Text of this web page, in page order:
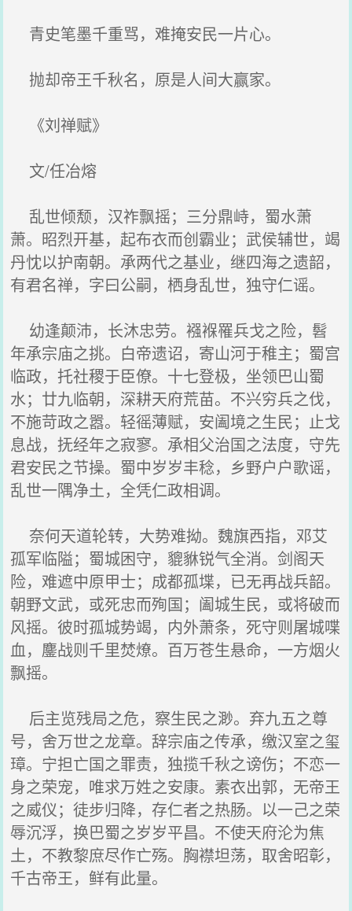
青史笔墨千重骂，难掩安民一片心。
抛却帝王千秋名，原是人间大赢家。
《刘禅赋》
文/任冶熔
乱世倾颓，汉祚飘摇；三分鼎峙，蜀水萧
萧。昭烈开基，起布衣而创霸业；武侯辅世，竭
丹忱以护南朝。承两代之基业，继四海之遗韶，
有君名禅，字曰公嗣，栖身乱世，独守仁谣。
幼逢颠沛，长沐忠劳。襁褓罹兵戈之险，髫
年承宗庙之挑。白帝遗诏，寄山河于稚主；蜀宫
临政，托社稷于臣僚。十七登极，坐领巴山蜀
水；廿九临朝，深耕天府荒苗。不兴穷兵之伐，
不施苛政之嚣。轻徭薄赋，安阖境之生民；止戈
息战，抚经年之寂寥。承相父治国之法度，守先
君安民之节操。蜀中岁岁丰稔，乡野户户歌谣，
乱世一隅净土，全凭仁政相调。
奈何天道轮转，大势难拗。魏旗西指，邓艾
孤军临隘；蜀城困守，貔貅锐气全消。剑阁天
险，难遮中原甲士；成都孤堞，已无再战兵韶。
朝野文武，或死忠而殉国；阖城生民，或将破而
风摇。彼时孤城势竭，内外萧条，死守则屠城喋
血，鏖战则千里焚燎。百万苍生悬命，一方烟火
飘摇。
后主览残局之危，察生民之渺。弃九五之尊
号，舍万世之龙章。辞宗庙之传承，缴汉室之玺
璋。宁担亡国之罪责，独揽千秋之谤伤；不恋一
身之荣宠，唯求万姓之安康。素衣出郭，无帝王
之威仪；徒步归降，存仁者之热肠。以一己之荣
辱沉浮，换巴蜀之岁岁平昌。不使天府沦为焦
土，不教黎庶尽作亡殇。胸襟坦荡，取舍昭彰，
千古帝王，鲜有此量。